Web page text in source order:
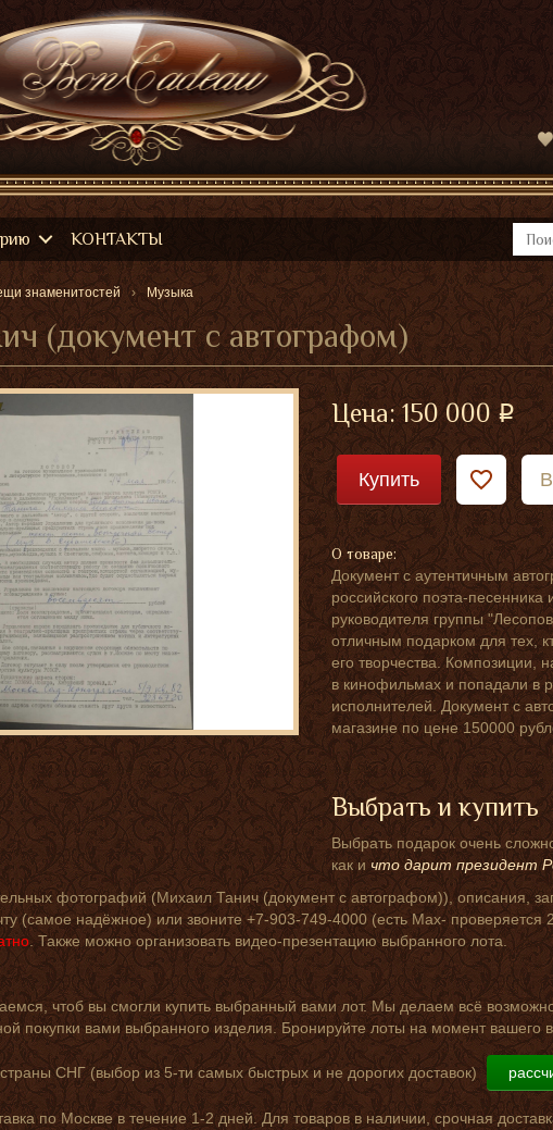
КОНТАКТЫ
знаменитостей Музыка
(документ с автографом)
Цена:150 000
Купить
О товаре:
Документ с аутентичным
российского поэта-песенника
руководителя группы
отличным подарком для тех,
его творчества. Композиции,
в кинофильмах и попадали в
исполнителей. Документ с
магазине по цене 150000
Выбрать и купить
Выбрать подарок очень
как ичто дарит президент
фотографий (Михаил Танич (документ с автографом)), описания,
(самое надёжное) или звоните +7-903-749-4000 (есть Мах- проверяется
. Также можно организовать видео-презентацию выбранного лота.
чтоб вы смогли купить выбранный вами лот. Мы делаем всё
покупки вами выбранного изделия. Бронируйте лоты на момент вашего
СНГ (выбор из 5-ти самых быстрых и не дорогих доставок)
по Москве в течение 1-2 дней. Для товаров в наличии, срочная